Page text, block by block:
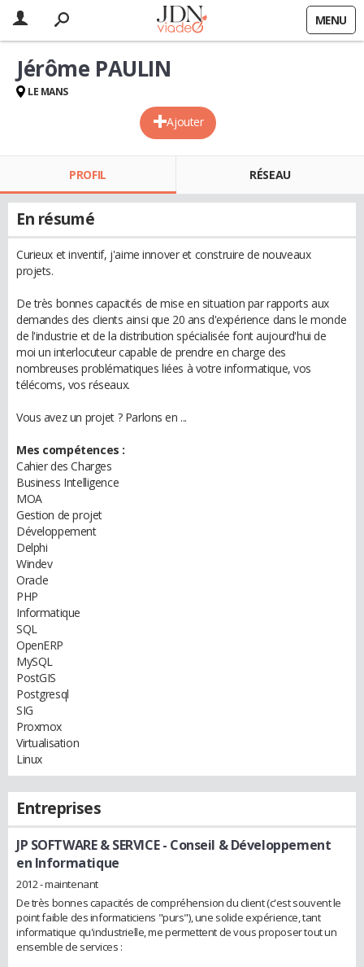
MENU
Ajouter
Jérôme PAULIN
LE MANS
PROFIL RÉSEAU
En résumé
Curieux et inventif, j'aime innover et construire de nouveaux
projets.
De très bonnes capacités de mise en situation par rapports aux
demandes des clients ainsi que 20 ans d'expérience dans le monde
de l'industrie et de la distribution spécialisée font aujourd'hui de
moi un interlocuteur capable de prendre en charge des
nombreuses problématiques liées à votre informatique, vos
télécoms, vos réseaux.
Vous avez un projet ? Parlons en ...
Mes compétences :
Cahier des Charges
Business Intelligence
MOA
Gestion de projet
Développement
Delphi
Windev
Oracle
PHP
Informatique
SQL
OpenERP
MySQL
PostGIS
Postgresql
SIG
Proxmox
Virtualisation
Linux
Entreprises
JP SOFTWARE & SERVICE- Conseil & Développement
en Informatique
2012 - maintenant
De très bonnes capacités de compréhension du client (c'est souvent le
point faible des informaticiens "purs"), une solide expérience, tant
informatique qu'industrielle, me permettent de vous proposer tout un
ensemble de services :